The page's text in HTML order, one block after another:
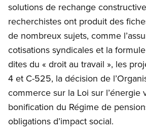
solutions de rechange
recherchistes ont produit des
de nombreux sujets, comme
cotisations syndicales et la
dites du « droit au travail », les
4 et C-525, la décision de
commerce sur la Loi sur l’énergie
bonification du Régime de
obligations d’impact social.